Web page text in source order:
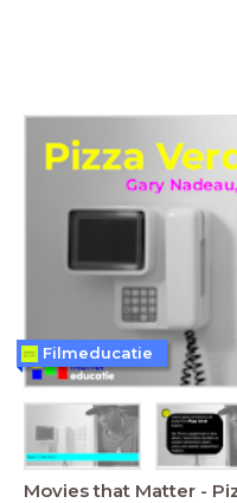
Movies that Matter -
Filmeducatie